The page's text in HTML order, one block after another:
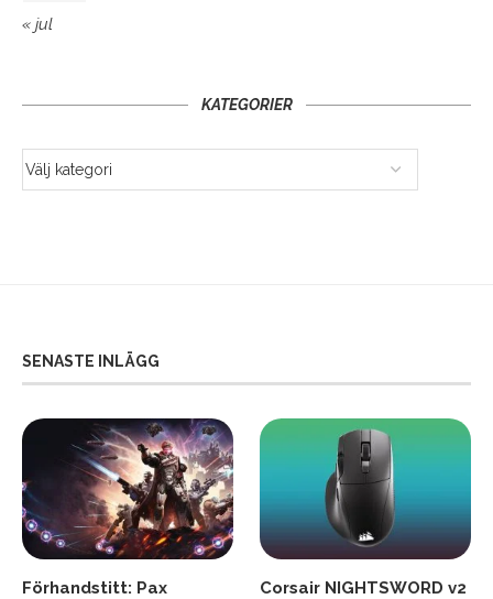
« jul
KATEGORIER
SENASTE INLÄGG
Förhandstitt: Pax
Corsair NIGHTSWORD v2